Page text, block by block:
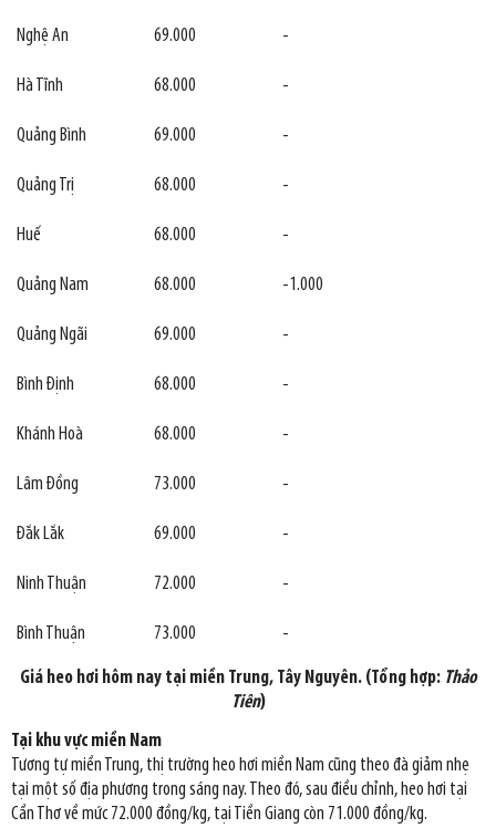
Nghệ An 69.000 -
Hà Tĩnh 68.000 -
Quảng Bình 69.000 -
Quảng Trị 68.000 -
Huế 68.000 -
Quảng Nam 68.000 -1.000
Quảng Ngãi 69.000 -
Bình Định 68.000 -
Khánh Hoà 68.000 -
Lâm Đồng 73.000 -
Đắk Lắk 69.000 -
Ninh Thuận 72.000 -
Bình Thuận 73.000 -
Giá heo hơi hôm nay tại miền Trung, Tây Nguyên. (Tổng hợp: Thảo
Tiên)
Tại khu vực miền Nam
Tương tự miền Trung, thị trường heo hơi miền Nam cũng theo đà giảm nhẹ
tại một số địa phương trong sáng nay. Theo đó, sau điều chỉnh, heo hơi tại
Cần Thơ về mức 72.000 đồng/kg, tại Tiền Giang còn 71.000 đồng/kg.